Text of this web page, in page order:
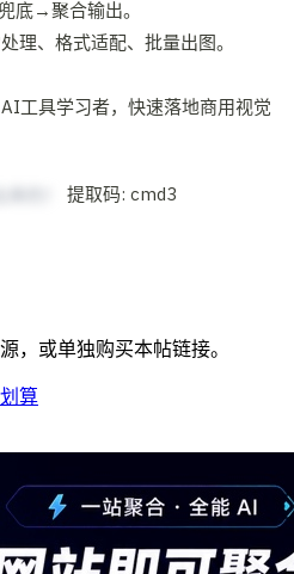
底→聚合输出。
理、格式适配、批量出图。
工具学习者，快速落地商用视觉
提取码: cmd3
，或单独购买本帖链接。
算